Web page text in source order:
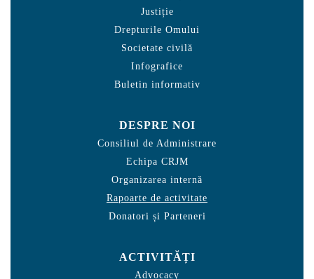
Justiție
Drepturile Omului
Societate civilă
Infografice
Buletin informativ
DESPRE NOI
Consiliul de Administrare
Echipa CRJM
Organizarea internă
Rapoarte de activitate
Donatori și Parteneri
ACTIVITĂȚI
Advocacy